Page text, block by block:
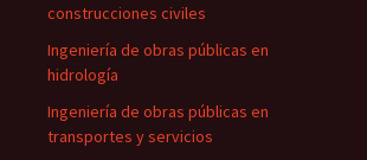
construcciones civiles
Ingeniería de obras públicas en
hidrología
Ingeniería de obras públicas en
transportes y servicios